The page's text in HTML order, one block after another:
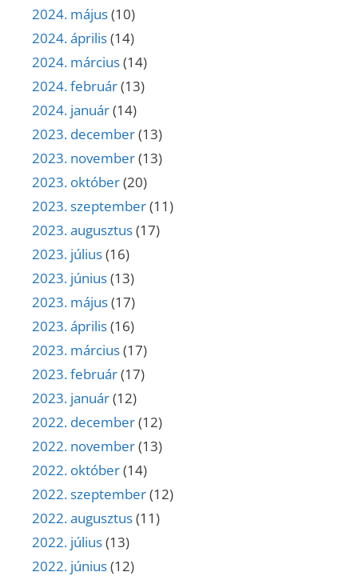
2024. május(10)
2024. április(14)
2024. március(14)
2024. február(13)
2024. január(14)
2023. december(13)
2023. november(13)
2023. október(20)
2023. szeptember(11)
2023. augusztus(17)
2023. július(16)
2023. június(13)
2023. május(17)
2023. április(16)
2023. március(17)
2023. február(17)
2023. január(12)
2022. december(12)
2022. november(13)
2022. október(14)
2022. szeptember(12)
2022. augusztus(11)
2022. július(13)
2022. június(12)